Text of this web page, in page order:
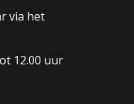
via het
12.00 uur